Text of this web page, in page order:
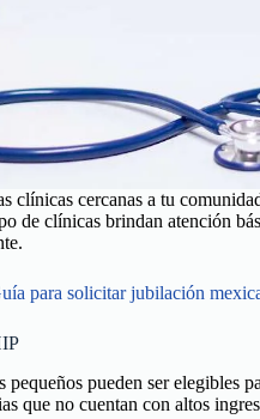
clínicas cercanas a tu
de clínicas brindan atención
para solicitar jubilación
pequeños pueden ser elegibles
que no cuentan con altos